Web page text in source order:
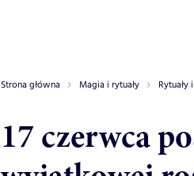
Strona główna Magia i rytuały Rytuały
17 czerwca